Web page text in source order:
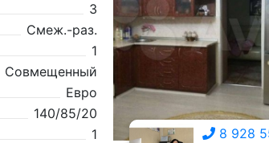
3
Смеж.-раз.
1
Совмещенный
Евро
140/85/20
1
8 928